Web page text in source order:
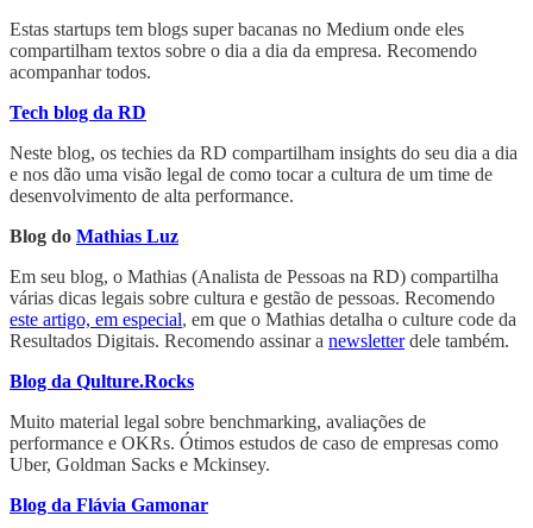
Estas startups tem blogs super bacanas no Medium onde eles
compartilham textos sobre o dia a dia da empresa. Recomendo
acompanhar todos.
Tech blog da RD
Neste blog, os techies da RD compartilham insights do seu dia a dia
e nos dão uma visão legal de como tocar a cultura de um time de
desenvolvimento de alta performance.
Blog do Mathias Luz
Em seu blog, o Mathias (Analista de Pessoas na RD) compartilha
várias dicas legais sobre cultura e gestão de pessoas. Recomendo
este artigo, em especial, em que o Mathias detalha o culture code da
Resultados Digitais. Recomendo assinar a newsletterdele também.
Blog da Qulture.Rocks
Muito material legal sobre benchmarking, avaliações de
performance e OKRs. Ótimos estudos de caso de empresas como
Uber, Goldman Sacks e Mckinsey.
Blog da Flávia Gamonar